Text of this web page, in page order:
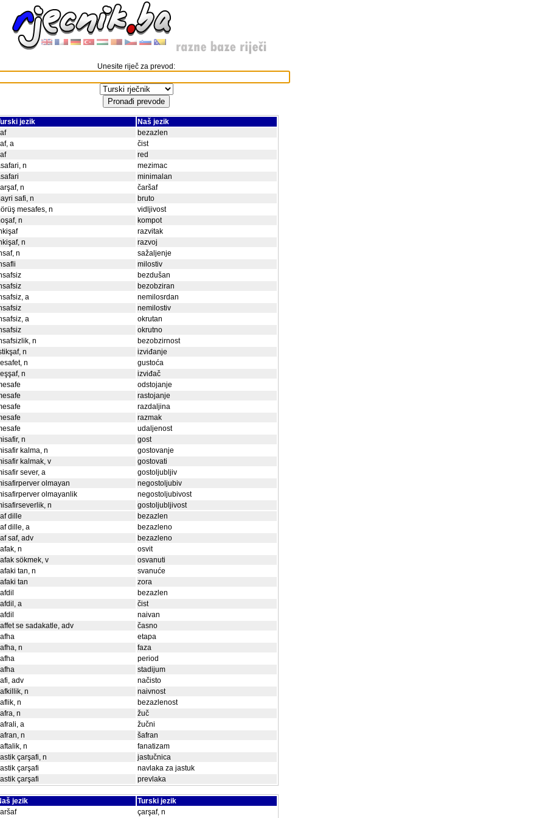
Unesite riječ za prevod:
jezik
Naš jezik
bezazlen
a
čist
red
n
mezimac
minimalan
n
čaršaf
safi, n
bruto
mesafes, n
vidljivost
n
kompot
razvitak
n
razvoj
n
sažaljenje
milostiv
bezdušan
bezobziran
a
nemilosrdan
nemilostiv
a
okrutan
okrutno
n
bezobzirnost
n
izviđanje
n
gustoća
n
izviđač
odstojanje
rastojanje
razdaljina
razmak
udaljenost
n
gost
kalma, n
gostovanje
kalmak, v
gostovati
sever, a
gostoljubljiv
olmayan
negostoljubiv
olmayanlik
negostoljubivost
n
gostoljubljivost
dille
bezazlen
dille, a
bezazleno
saf, adv
bezazleno
n
osvit
sökmek, v
osvanuti
tan, n
svanuće
tan
zora
bezazlen
a
čist
naivan
se sadakatle, adv
časno
etapa
n
faza
period
stadijum
adv
načisto
n
naivnost
n
bezazlenost
n
žuč
a
žučni
n
šafran
n
fanatizam
çarşafi, n
jastučnica
çarşafi
navlaka za jastuk
çarşafi
prevlaka
jezik
Turski jezik
çarşaf, n